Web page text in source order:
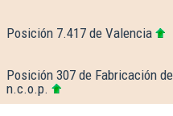
Posición 7.417 de Valencia
Posición 307 de Fabricación
n.c.o.p.